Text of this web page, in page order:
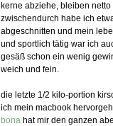
kerne abziehe, bleiben
zwischendurch habe ich
abgeschnitten und mein
und sportlich tätig war ich
gesäß schon ein wenig
weich und fein.
die letzte 1/2 kilo-portion
ich mein macbook
bona hat mir den ganzen